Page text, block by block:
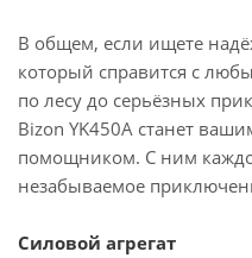
В общем, если ищете
который справится с
по лесу до серьёзных
Bizon YK450A станет
помощником. С ним
незабываемое
Силовой агрегат